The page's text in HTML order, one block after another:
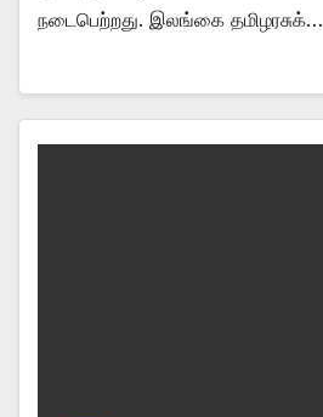
நடைபெற்றது. இலங்கை தமிழரசுக்…